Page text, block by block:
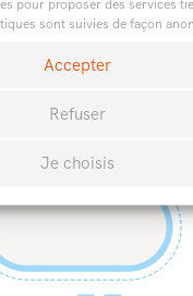
sont suivies de façon
Accepter
Refuser
Je choisis
Identité Visuelle